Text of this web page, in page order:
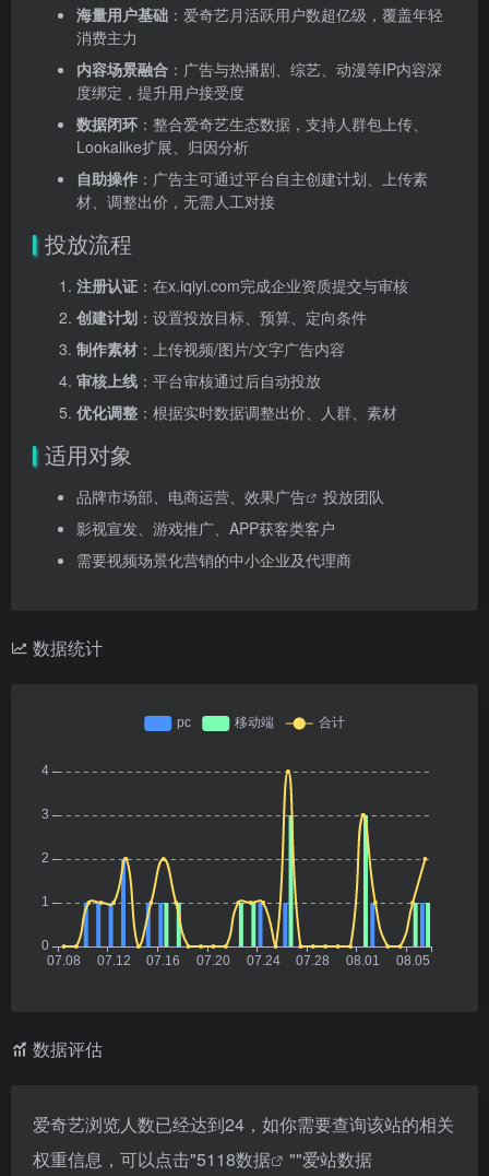
海量用户基础 ：爱奇艺月活跃用户数超亿级，覆盖年轻
消费主力
内容场景融合 ：广告与热播剧、综艺、动漫等IP内容深
度绑定，提升用户接受度
数据闭环 ：整合爱奇艺生态数据，支持人群包上传、
Lookalike扩展、归因分析
自助操作 ：广告主可通过平台自主创建计划、上传素
材、调整出价，无需人工对接
投放流程
注册认证 ：在x.iqiyi.com完成企业资质提交与审核
创建计划 ：设置投放目标、预算、定向条件
制作素材 ：上传视频/图片/文字广告内容
审核上线 ：平台审核通过后自动投放
优化调整 ：根据实时数据调整出价、人群、素材
适用对象
品牌市场部、电商运营、 效果广告
投放团队
影视宣发、游戏推广、APP获客类客户
需要视频场景化营销的中小企业及代理商
数据统计
数据评估
爱奇艺浏览人数已经达到24，如你需要查询该站的相关
权重信息，可以点击"5118数据 ""爱站数据